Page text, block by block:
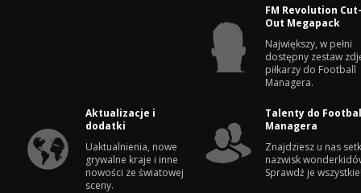
FM Revolution
Out Megapack
Największy, w pełni
dostępny zestaw
piłkarzy do Football
Managera.
Aktualizacje i
dodatki
Uaktualnienia, nowe
grywalne kraje i inne
nowości ze światowej
sceny.
Talenty do
Managera
Znajdziesz u nas
nazwisk
Sprawdź je